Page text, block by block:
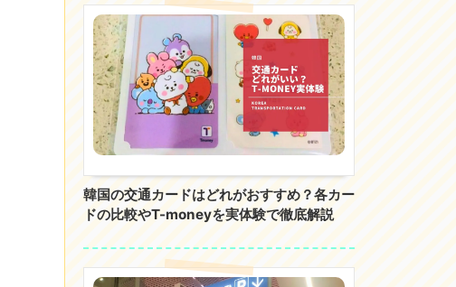
韓国の交通カードはどれがおすすめ？各カー
ドの比較やT-moneyを実体験で徹底解説